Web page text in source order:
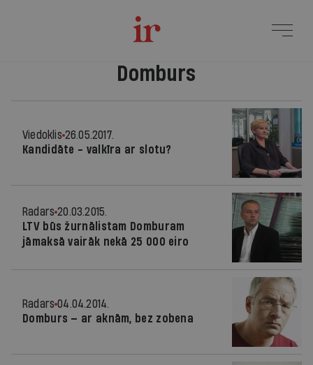
Domburs
Viedoklis 26.05.2017.
Kandidāte - valkīra ar slotu?
Radars 20.03.2015.
LTV būs žurnālistam Domburam
jāmaksā vairāk nekā 25 000 eiro
Radars 04.04.2014.
Domburs — ar aknām, bez zobena